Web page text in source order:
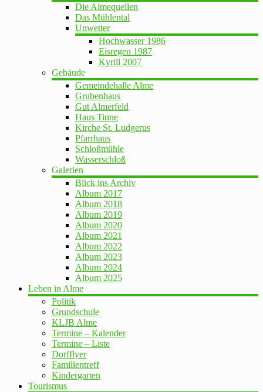
Die Almequellen
Das Mühlental
Unwetter
Hochwasser 1986
Eisregen 1987
Kyrill 2007
Gebäude
Gemeindehalle Alme
Grubenhaus
Gut Almerfeld
Haus Tinne
Kirche St. Ludgerus
Pfarrhaus
Schloßmühle
Wasserschloß
Galerien
Blick ins Archiv
Album 2017
Album 2018
Album 2019
Album 2020
Album 2021
Album 2022
Album 2023
Album 2024
Album 2025
Leben in Alme
Politik
Grundschule
KLJB Alme
Termine – Kalender
Termine – Liste
Dorfflyer
Familientreff
Kindergarten
Tourismus